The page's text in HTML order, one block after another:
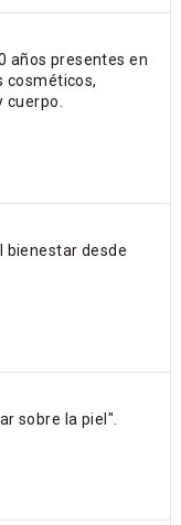
años presentes en
cosméticos,
cuerpo.
bienestar desde
sobre la piel".